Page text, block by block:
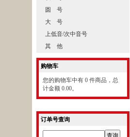
圆 号
大 号
上低音/次中音号
其 他
购物车
您的购物车中有 0 件商品，总
计金额 0.00。
订单号查询